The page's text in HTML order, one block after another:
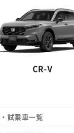
CR-V
試乗車一覧